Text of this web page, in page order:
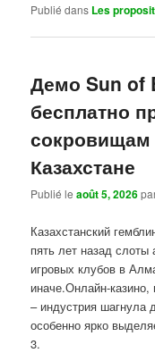
Publié dans Les
Демо Sun of
бесплатно
Казахстане
Publié leaoût 5, 2026
Казахстанский
пять лет назад
игровых клубов в
иначе.Онлайн-
– индустрия шагнула
особенно ярко
3.